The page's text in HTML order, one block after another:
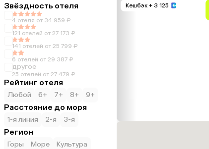
Звёздность отеля
4 отеля от 34 959 ₽
121 отелей от 27 173 ₽
141 отелей от 25 799 ₽
6 отелей от 29 387 ₽
другое
25 отелей от 27 479 ₽
Рейтинг отеля
Любой 6+ 7+ 8+ 9+
Расстояние до моря
1-я линия 2-я 3-я
Регион
Горы Море
Культура
Кешбэк + 3 125